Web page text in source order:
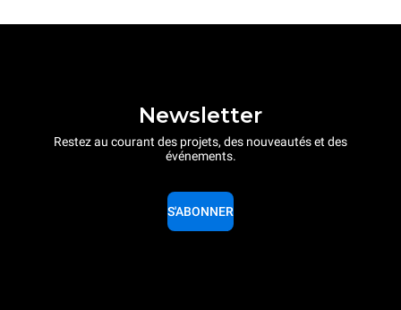
Newsletter
Restez au courant des projets, des nouveautés et des
événements.
S'ABONNER